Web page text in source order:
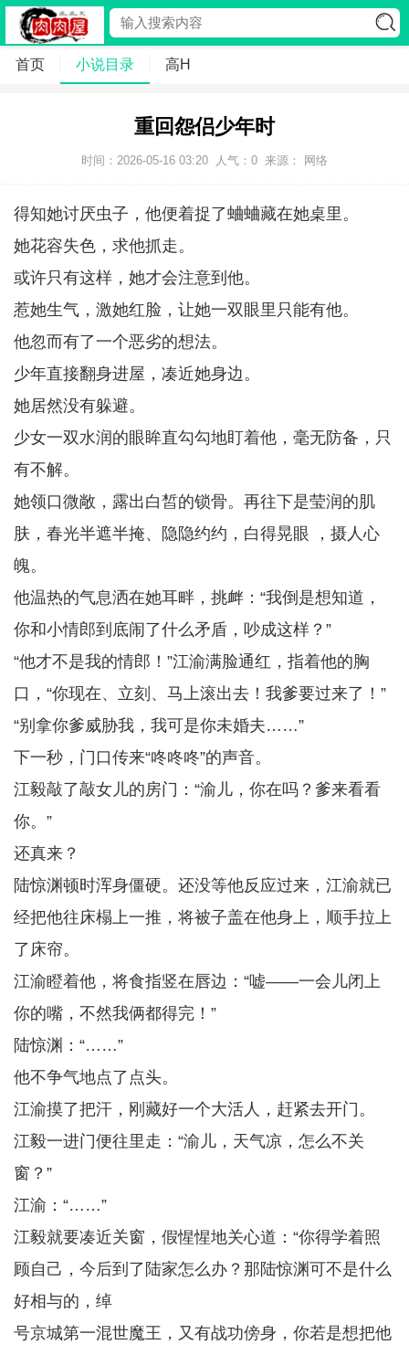
首页 小说目录 高H
重回怨侣少年时
时间：2026-05-16 03:20 人气： 0 来源： 网络
得知她讨厌虫子，他便着捉了蛐蛐藏在她桌里。
她花容失色，求他抓走。
或许只有这样，她才会注意到他。
惹她生气，激她红脸，让她一双眼里只能有他。
他忽而有了一个恶劣的想法。
少年直接翻身进屋，凑近她身边。
她居然没有躲避。
少女一双水润的眼眸直勾勾地盯着他，毫无防备，只
有不解。
她领口微敞，露出白皙的锁骨。再往下是莹润的肌
肤，春光半遮半掩、隐隐约约，白得晃眼 ，摄人心
魄。
他温热的气息洒在她耳畔，挑衅：“我倒是想知道，
你和小情郎到底闹了什么矛盾，吵成这样？”
“他才不是我的情郎！”江渝满脸通红，指着他的胸
口，“你现在、立刻、马上滚出去！我爹要过来了！”
“别拿你爹威胁我，我可是你未婚夫……”
下一秒，门口传来“咚咚咚”的声音。
江毅敲了敲女儿的房门：“渝儿，你在吗？爹来看看
你。”
还真来？
陆惊渊顿时浑身僵硬。还没等他反应过来，江渝就已
经把他往床榻上一推，将被子盖在他身上，顺手拉上
了床帘。
江渝瞪着他，将食指竖在唇边：“嘘——一会儿闭上
你的嘴，不然我俩都得完！”
陆惊渊：“……”
他不争气地点了点头。
江渝摸了把汗，刚藏好一个大活人，赶紧去开门。
江毅一进门便往里走：“渝儿，天气凉，怎么不关
窗？”
江渝：“……”
江毅就要凑近关窗，假惺惺地关心道：“你得学着照
顾自己，今后到了陆家怎么办？那陆惊渊可不是什么
好相与的，绰
号京城第一混世魔王，又有战功傍身，你若是想把他